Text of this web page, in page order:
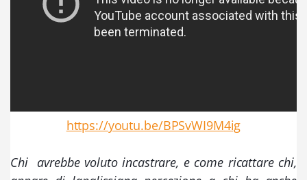
https://youtu.be/BPSvWI9M4ig
Chi  avrebbe voluto incastrare, e come ricattare chi,